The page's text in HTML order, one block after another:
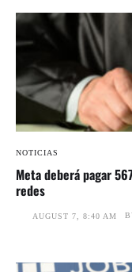
NOTICIAS
Meta deberá pagar
redes
AUGUST 7, 8:40 AM